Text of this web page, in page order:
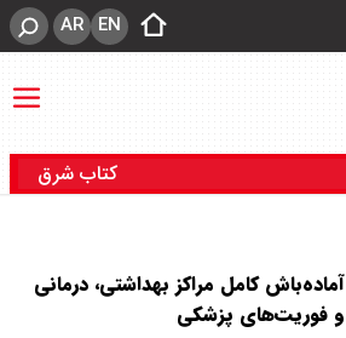
EN
AR
کتاب شرق
آماده‌باش کامل مراکز بهداشتی، درمانی
و فوریت‌های پزشکی